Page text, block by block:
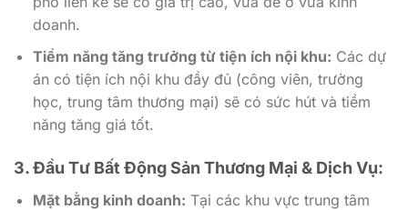
doanh.
Tiềm năng tăng trưởng từ tiện ích nội khu: Các dự
án có tiện ích nội khu đầy đủ (công viên, trường
học, trung tâm thương mại) sẽ có sức hút và tiềm
năng tăng giá tốt.
3. Đầu Tư Bất Động Sản Thương Mại & Dịch Vụ:
Mặt bằng kinh doanh: Tại các khu vực trung tâm